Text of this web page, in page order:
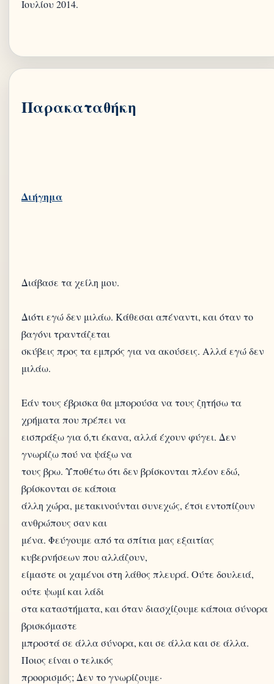
Ιουλίου 2014.
Παρακαταθήκη
Διάβασε τα χείλη μου.
Διότι εγώ δεν μιλάω. Κάθεσαι απέναντι, και όταν το
βαγόνι τραντάζεται
σκύβεις προς τα εμπρός για να ακούσεις. Αλλά εγώ δεν
μιλάω.
Εάν τους έβρισκα θα μπορούσα να τους ζητήσω τα
χρήματα που πρέπει να
εισπράξω για ό,τι έκανα, αλλά έχουν φύγει. Δεν
γνωρίζω πού να ψάξω να
τους βρω. Υποθέτω ότι δεν βρίσκονται πλέον εδώ,
βρίσκονται σε κάποια
άλλη χώρα, μετακινούνται συνεχώς, έτσι εντοπίζουν
ανθρώπους σαν και
μένα. Φεύγουμε από τα σπίτια μας εξαιτίας
κυβερνήσεων που αλλάζουν,
είμαστε οι χαμένοι στη λάθος πλευρά. Ούτε δουλειά,
ούτε ψωμί και λάδι
στα καταστήματα, και όταν διασχίζουμε κάποια σύνορα
βρισκόμαστε
μπροστά σε άλλα σύνορα, και σε άλλα και σε άλλα.
Ποιος είναι ο τελικός